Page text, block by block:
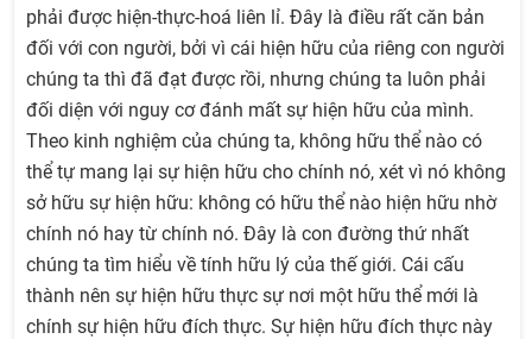
phải được hiện-thực-hoá liên lỉ. Đây là điều rất căn bản
đối với con người, bởi vì cái hiện hữu của riêng con người
chúng ta thì đã đạt được rồi, nhưng chúng ta luôn phải
đối diện với nguy cơ đánh mất sự hiện hữu của mình.
Theo kinh nghiệm của chúng ta, không hữu thể nào có
thể tự mang lại sự hiện hữu cho chính nó, xét vì nó không
sở hữu sự hiện hữu: không có hữu thể nào hiện hữu nhờ
chính nó hay từ chính nó. Đây là con đường thứ nhất
chúng ta tìm hiểu về tính hữu lý của thế giới. Cái cấu
thành nên sự hiện hữu thực sự nơi một hữu thể mới là
chính sự hiện hữu đích thực. Sự hiện hữu đích thực này